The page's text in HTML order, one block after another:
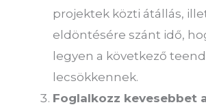
projektek közti átállás,
eldöntésére szánt idő,
legyen a következő
lecsökkennek.
Foglalkozz kevesebbet